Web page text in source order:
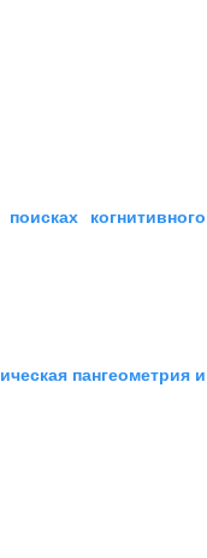
когнитивного
пангеометрия и